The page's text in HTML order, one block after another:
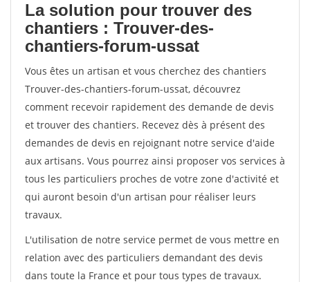
La solution pour trouver des
chantiers : Trouver-des-
chantiers-forum-ussat
Vous êtes un artisan et vous cherchez des chantiers
Trouver-des-chantiers-forum-ussat, découvrez
comment recevoir rapidement des demande de devis
et trouver des chantiers. Recevez dès à présent des
demandes de devis en rejoignant notre service d'aide
aux artisans. Vous pourrez ainsi proposer vos services à
tous les particuliers proches de votre zone d'activité et
qui auront besoin d'un artisan pour réaliser leurs
travaux.
L'utilisation de notre service permet de vous mettre en
relation avec des particuliers demandant des devis
dans toute la France et pour tous types de travaux.